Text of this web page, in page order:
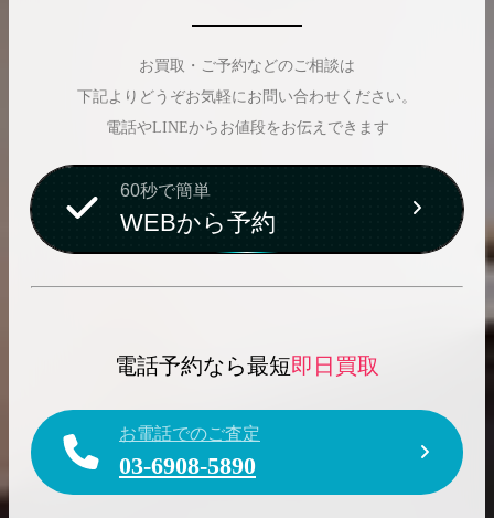
お買取・ご予約などのご相談は
下記よりどうぞお気軽にお問い合わせください。
電話やLINEからお値段をお伝えできます
60秒で簡単
WEBから予約
電話予約なら最短即日買取
お電話でのご査定
03-6908-5890